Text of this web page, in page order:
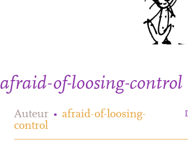
afraid-of-loosing-control
Auteur • afraid-of-loosing-
control